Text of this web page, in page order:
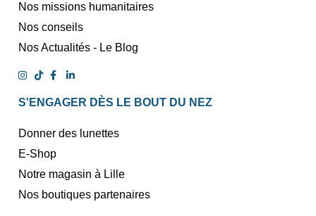
Nos missions humanitaires
Nos conseils
Nos Actualités - Le Blog
S'ENGAGER DÈS LE BOUT DU NEZ
Donner des lunettes
E-Shop
Notre magasin à Lille
Nos boutiques partenaires